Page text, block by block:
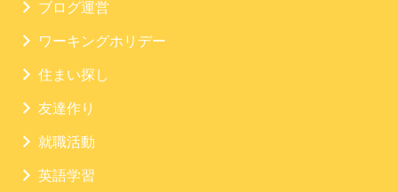
ブログ運営
ワーキングホリデー
住まい探し
友達作り
就職活動
英語学習